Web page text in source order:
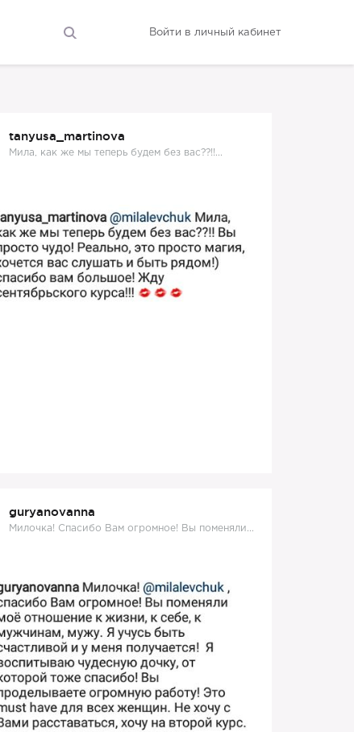
Войти в личный кабинет
tanyusa_martinova
Мила, как же мы теперь будем без вас??!!...
guryanovanna
Милочка! Спасибо Вам огромное! Вы поменяли...